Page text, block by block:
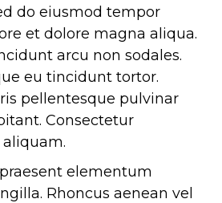
do eiusmod tempor
et dolore magna aliqua.
arcu non sodales.
eu tincidunt tortor.
pellentesque pulvinar
Consectetur
elementum
Rhoncus aenean vel